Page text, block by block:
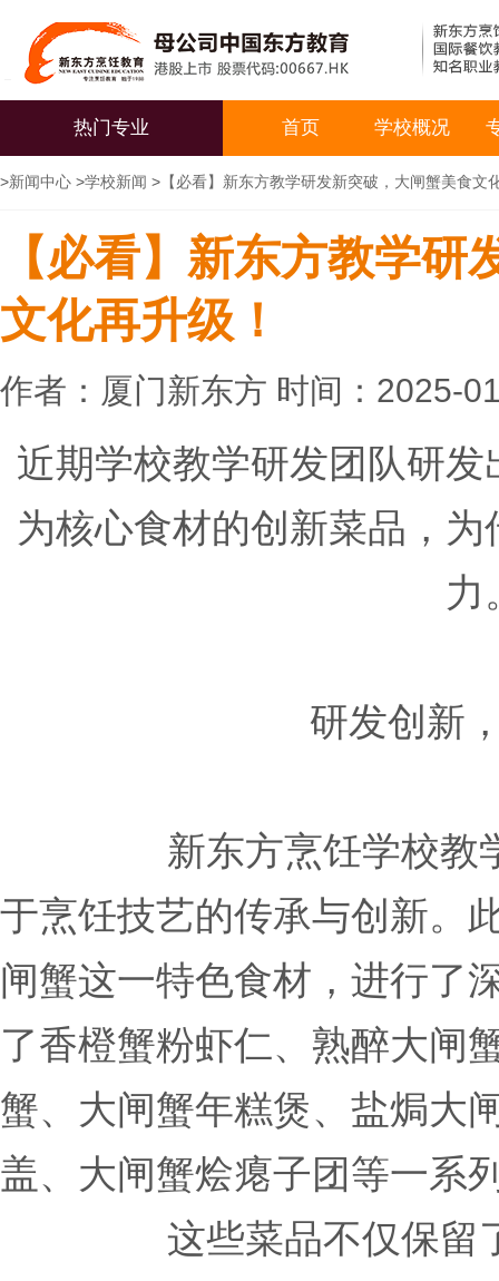
热门专业 首页 学校概况
>新闻中心 >学校新闻 > 【必看】新东方教学研发新突破，大闸蟹美食文
【必看】新东方教学
文化再升级！
作者：厦门新东方 时间：2025-
近期学校教学研发团队研
为核心食材的创新菜品，
力
研发创新
新东方烹饪学校教学
于烹饪技艺的传承与创新。
闸蟹这一特色食材，进行了
了香橙蟹粉虾仁、熟醉大闸
蟹、大闸蟹年糕煲、盐焗大
盖、大闸蟹烩瘪子团等一系
这些菜品不仅保留